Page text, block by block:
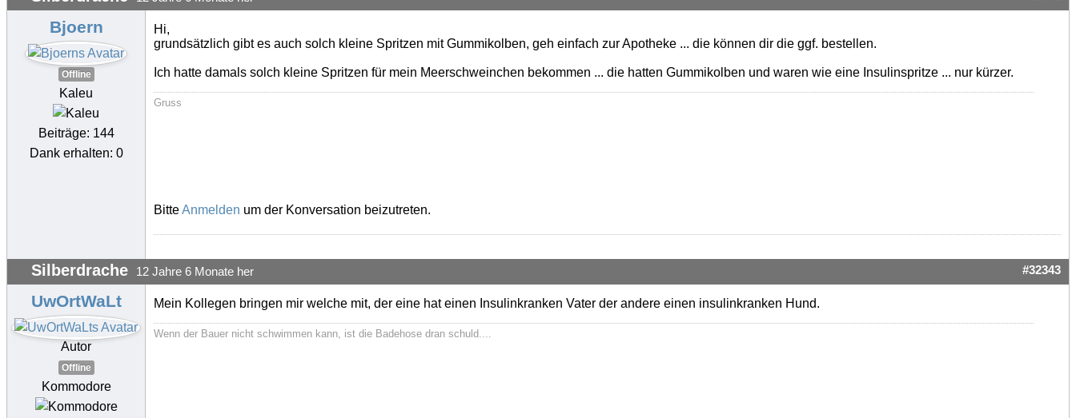
Bjoern
Offline
Kaleu
Beiträge: 144
Dank erhalten: 0
Hi,
grundsätzlich gibt es auch solch kleine Spritzen mit Gummikolben, geh einfach zur Apotheke ... die können dir die ggf. bestellen.
Ich hatte damals solch kleine Spritzen für mein Meerschweinchen bekommen ... die hatten Gummikolben und waren wie eine Insulinspritze ... nur kürzer.
Gruss
BitteAnmelden um der Konversation beizutreten.
Silberdrache 12 Jahre 6 Monate her #32343
UwOrtWaLt
Autor
Offline
Kommodore
Mein Kollegen bringen mir welche mit, der eine hat einen Insulinkranken Vater der andere einen insulinkranken Hund.
Wenn der Bauer nicht schwimmen kann, ist die Badehose dran schuld....